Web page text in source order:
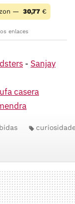
— 30,77 €
enlaces
- Sanjay
casera